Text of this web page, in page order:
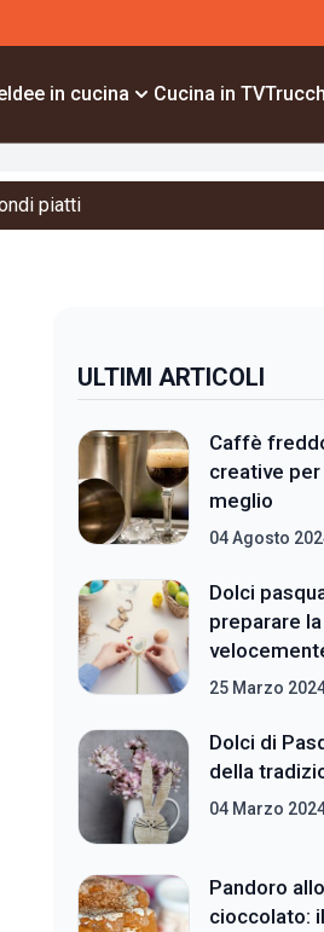
Idee in cucina Cucina in TV
piatti
ULTIMI ARTICOLI
Caffè
creative
meglio
04 Agosto
Dolci
preparare
25 Marzo
Dolci di
della
04 Marzo
Pandoro
cioccolato: